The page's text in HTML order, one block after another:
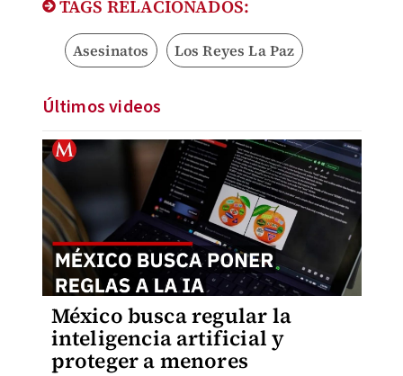
TAGS RELACIONADOS:
Asesinatos Los Reyes La Paz
Últimos videos
México busca regular la
inteligencia artificial y
proteger a menores